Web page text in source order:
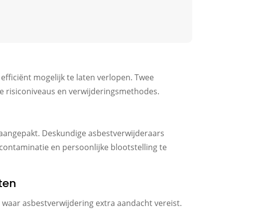
mogelijk te laten verlopen. Twee
risiconiveaus en verwijderingsmethodes.
Deskundige asbestverwijderaars
en persoonlijke blootstelling te
asbestverwijdering extra aandacht vereist.